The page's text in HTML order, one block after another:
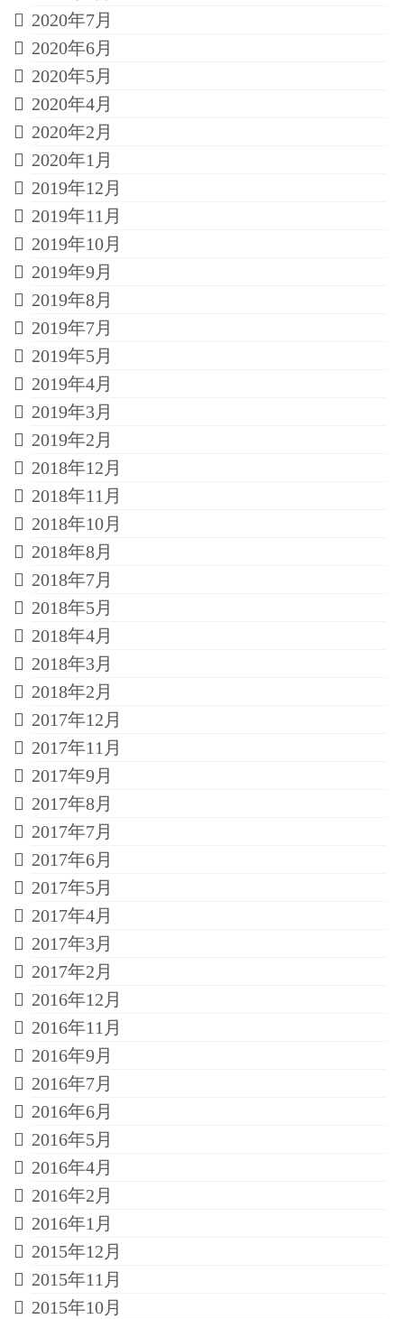
2020年7月
2020年6月
2020年5月
2020年4月
2020年2月
2020年1月
2019年12月
2019年11月
2019年10月
2019年9月
2019年8月
2019年7月
2019年5月
2019年4月
2019年3月
2019年2月
2018年12月
2018年11月
2018年10月
2018年8月
2018年7月
2018年5月
2018年4月
2018年3月
2018年2月
2017年12月
2017年11月
2017年9月
2017年8月
2017年7月
2017年6月
2017年5月
2017年4月
2017年3月
2017年2月
2016年12月
2016年11月
2016年9月
2016年7月
2016年6月
2016年5月
2016年4月
2016年2月
2016年1月
2015年12月
2015年11月
2015年10月